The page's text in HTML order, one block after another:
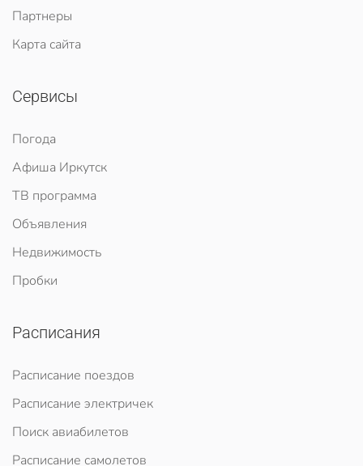
Партнеры
Карта сайта
Сервисы
Погода
Афиша Иркутск
ТВ программа
Объявления
Недвижимость
Пробки
Расписания
Расписание поездов
Расписание электричек
Поиск авиабилетов
Расписание самолетов